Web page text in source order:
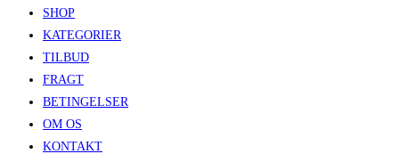
SHOP
KATEGORIER
TILBUD
FRAGT
BETINGELSER
OM OS
KONTAKT